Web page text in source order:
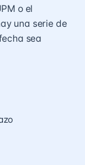
o el
una serie de
sea